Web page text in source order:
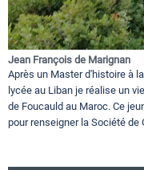
Jean François de Marignan
Après un Master d'histoire à
lycée au Liban je réalise un
de Foucauld au Maroc. Ce
pour renseigner la Société de